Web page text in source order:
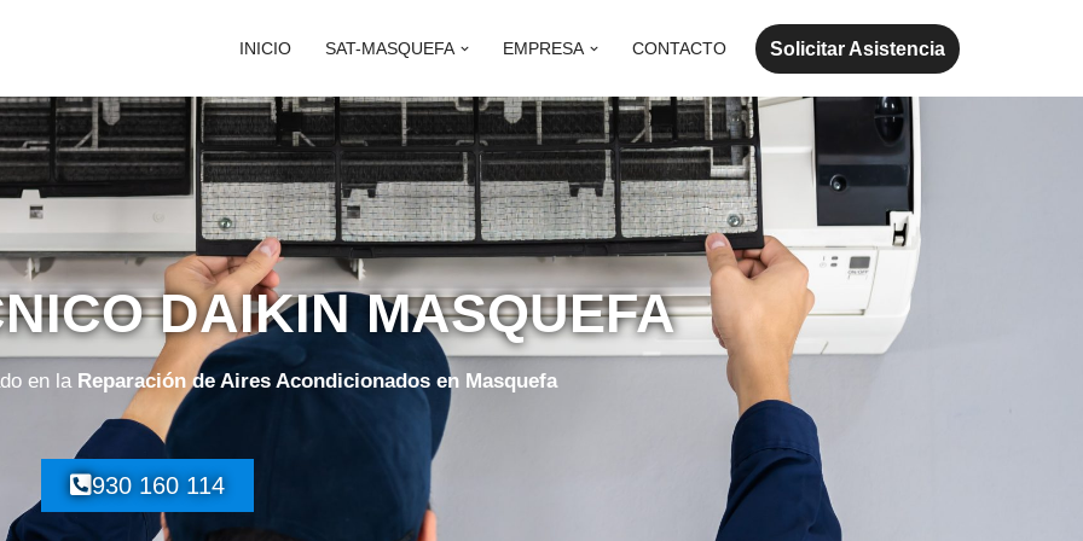
INICIO SAT-MASQUEFA EMPRESA CONTACTO Solicitar Asistencia
DAIKIN MASQUEFA
en la Reparación de Aires Acondicionados en Masquefa
930 160 114